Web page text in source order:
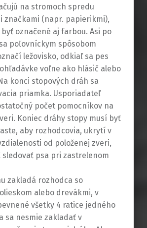
na stromoch spredu
značkami (napr. papierikmi),
označené aj farbou. Asi po
poľovníckym spôsobom
ležovisko, odkiaľ sa pes
voľne ako hlásič alebo
konci stopových dráh sa
priamka. Usporiadateľ
počet pomocníkov na
Koniec dráhy stopy musí byť
aby rozhodcovia, ukrytí v
od položenej zveri,
sledovať psa pri zastrelenom
zakladá rozhodca so
alebo drevákmi, v
všetky 4 ratice jedného
sa nesmie zakladať v